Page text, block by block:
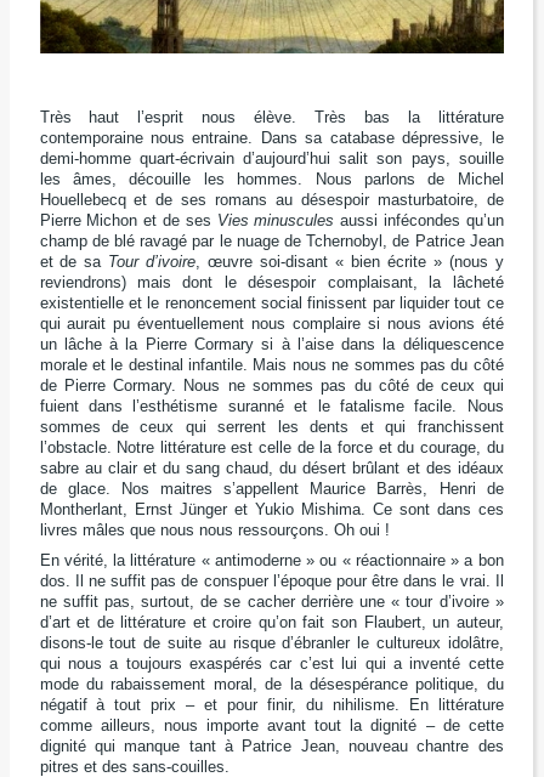
Très haut l’esprit nous élève. Très bas la littérature
contemporaine nous entraine. Dans sa catabase dépressive, le
demi-homme quart-écrivain d’aujourd’hui salit son pays, souille
les âmes, découille les hommes. Nous parlons de Michel
Houellebecq et de ses romans au désespoir masturbatoire, de
Pierre Michon et de ses Vies minuscules aussi infécondes qu’un
champ de blé ravagé par le nuage de Tchernobyl, de Patrice Jean
et de sa Tour d’ivoire , œuvre soi-disant « bien écrite » (nous y
reviendrons) mais dont le désespoir complaisant, la lâcheté
existentielle et le renoncement social finissent par liquider tout ce
qui aurait pu éventuellement nous complaire si nous avions été
un lâche à la Pierre Cormary si à l’aise dans la déliquescence
morale et le destinal infantile. Mais nous ne sommes pas du côté
de Pierre Cormary. Nous ne sommes pas du côté de ceux qui
fuient dans l’esthétisme suranné et le fatalisme facile. Nous
sommes de ceux qui serrent les dents et qui franchissent
l’obstacle. Notre littérature est celle de la force et du courage, du
sabre au clair et du sang chaud, du désert brûlant et des idéaux
de glace. Nos maitres s’appellent Maurice Barrès, Henri de
Montherlant, Ernst Jünger et Yukio Mishima. Ce sont dans ces
livres mâles que nous nous ressourçons. Oh oui !
En vérité, la littérature « antimoderne » ou « réactionnaire » a bon
dos. Il ne suffit pas de conspuer l’époque pour être dans le vrai. Il
ne suffit pas, surtout, de se cacher derrière une « tour d’ivoire »
d’art et de littérature et croire qu’on fait son Flaubert, un auteur,
disons-le tout de suite au risque d’ébranler le cultureux idolâtre,
qui nous a toujours exaspérés car c’est lui qui a inventé cette
mode du rabaissement moral, de la désespérance politique, du
négatif à tout prix – et pour finir, du nihilisme. En littérature
comme ailleurs, nous importe avant tout la dignité – de cette
dignité qui manque tant à Patrice Jean, nouveau chantre des
pitres et des sans-couilles.